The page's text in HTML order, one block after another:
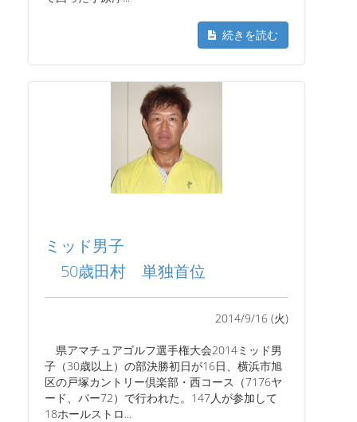
続きを読む
ミッド男子
50歳田村 単独首位
2014/9/16 (火)
県アマチュアゴルフ選手権大会2014ミッド男
子（30歳以上）の部決勝初日が16日、横浜市旭
区の戸塚カントリー倶楽部・西コース（7176ヤ
ード、パー72）で行われた。147人が参加して
18ホールストロ...